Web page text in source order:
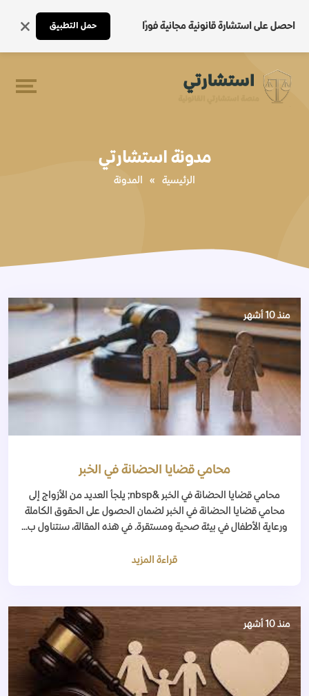
احصل على استشارة قانونية مجانية فورًا حمل التطبيق
مدونة استشارتي
الرئيسية » المدونة
منذ 10 أشهر
محامي قضايا الحضانة في الخبر
محامي قضايا الحضانة في الخبر &nbsp; يلجأ العديد من الأزواج إلى
محامي قضايا الحضانة في الخبر لضمان الحصول على الحقوق الكاملة
ورعاية الأطفال في بيئة صحية ومستقرة. في هذه المقالة، سنتناول ب...
قراءة المزيد
منذ 10 أشهر